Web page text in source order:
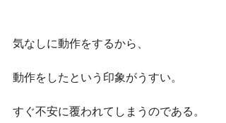
気なしに動作をするから、
動作をしたという印象がうすい。
すぐ不安に覆われてしまうのである。